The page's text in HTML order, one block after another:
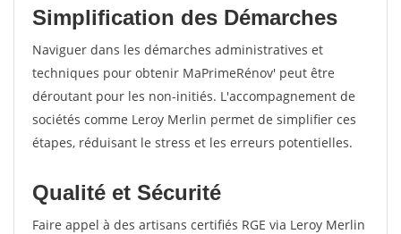
Simplification des Démarches
Naviguer dans les démarches administratives et
techniques pour obtenir MaPrimeRénov' peut être
déroutant pour les non-initiés. L'accompagnement de
sociétés comme Leroy Merlin permet de simplifier ces
étapes, réduisant le stress et les erreurs potentielles.
Qualité et Sécurité
Faire appel à des artisans certifiés RGE via Leroy Merlin